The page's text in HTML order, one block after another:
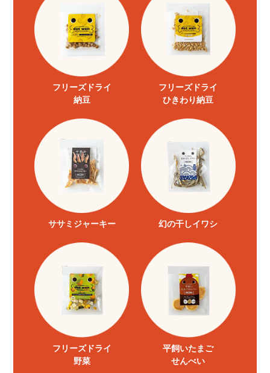
フリーズドライ
納豆
フリーズドライ
ひきわり納豆
ササミジャーキー 幻の干しイワシ
フリーズドライ
野菜
平飼いたまご
せんべい